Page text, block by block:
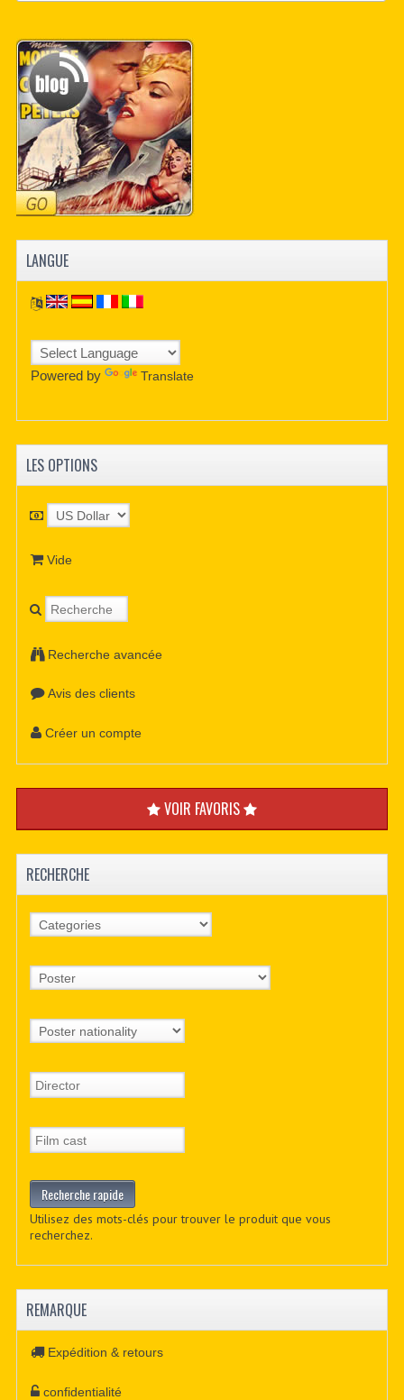
LANGUE
Powered by Translate
LES OPTIONS
Vide
Recherche avancée
Avis des clients
Créer un compte
VOIR FAVORIS
RECHERCHE
Utilisez des mots-clés pour trouver le produit que vous
recherchez.
REMARQUE
Expédition & retours
confidentialité